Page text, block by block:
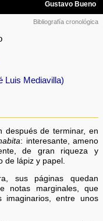
Bibliografía cronológica
Luis Mediavilla)
después de terminar, en
: interesante, ameno
de gran riqueza y
lápiz y papel.
sus páginas quedan
notas marginales, que
imaginarios, entre unos